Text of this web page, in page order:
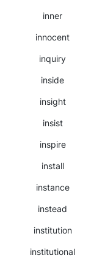
inner
innocent
inquiry
inside
insight
insist
inspire
install
instance
instead
institution
institutional